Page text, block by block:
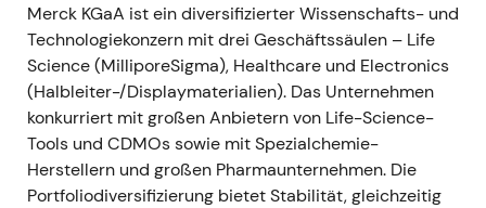
wachsende Märkte; Investoren sahen darin ein
kapitalintensiveres, zyklisches Wachstandbein, das
den Life-Science-Bereich ergänzt.[10]- Technisch:
Positiver Katalysator, der den Aufwärtstrend 2021
stützte; zeitweise Volatilität rund um die
Kapitalausgaben-Guidance, strukturell jedoch
unterstützend.[10]
Merck KGaA ist ein diversifizierter Wissenschafts- und
Technologiekonzern mit drei Geschäftssäulen – Life
Science (MilliporeSigma), Healthcare und Electronics
(Halbleiter-/Displaymaterialien). Das Unternehmen
konkurriert mit großen Anbietern von Life-Science-
Tools und CDMOs sowie mit Spezialchemie-
Herstellern und großen Pharmaunternehmen. Die
Portfoliodiversifizierung bietet Stabilität, gleichzeitig